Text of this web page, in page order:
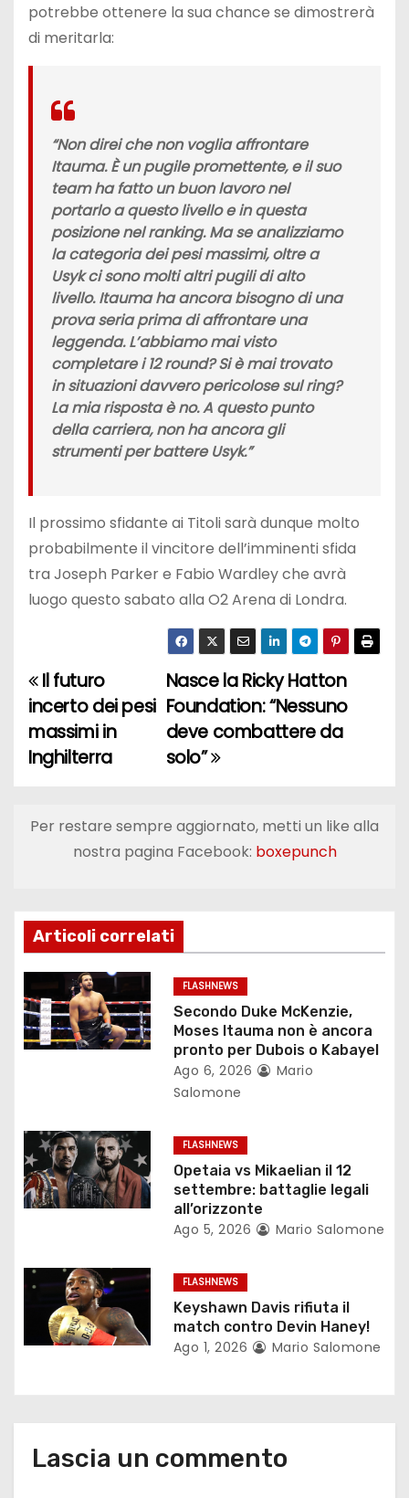
potrebbe ottenere la sua chance se dimostrerà
di meritarla:
“Non direi che non voglia affrontare
Itauma. È un pugile promettente, e il suo
team ha fatto un buon lavoro nel
portarlo a questo livello e in questa
posizione nel ranking. Ma se analizziamo
la categoria dei pesi massimi, oltre a
Usyk ci sono molti altri pugili di alto
livello. Itauma ha ancora bisogno di una
prova seria prima di affrontare una
leggenda. L’abbiamo mai visto
completare i 12 round? Si è mai trovato
in situazioni davvero pericolose sul ring?
La mia risposta è no. A questo punto
della carriera, non ha ancora gli
strumenti per battere Usyk.”
Il prossimo sfidante ai Titoli sarà dunque molto
probabilmente il vincitore dell’imminenti sfida
tra Joseph Parker e Fabio Wardley che avrà
luogo questo sabato alla O2 Arena di Londra.
N
a
v
g
z
i
o
n
r
t
c
l
Nasce la Ricky Hatton
Foundation: “Nessuno
deve combattere da
solo”
Il futuro
incerto dei pesi
massimi in
Inghilterra
Per restare sempre aggiornato, metti un like alla
nostra pagina Facebook: boxepunch
Articoli correlati
FLASHNEWS
Secondo Duke McKenzie,
Moses Itauma non è ancora
pronto per Dubois o Kabayel
Ago 6, 2026
Mario
Salomone
FLASHNEWS
Opetaia vs Mikaelian il 12
settembre: battaglie legali
all’orizzonte
Ago 5, 2026 Mario Salomone
FLASHNEWS
Keyshawn Davis rifiuta il
match contro Devin Haney!
Ago 1, 2026 Mario Salomone
Lascia un commento